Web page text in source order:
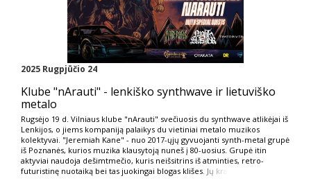
2025 Rugpjūčio 24
Klube "nArauti" - lenkiško synthwave ir lietuviško
metalo
Rugsėjo 19 d. Vilniaus klube "nArauti" svečiuosis du synthwave atlikėjai iš
Lenkijos, o jiems kompaniją palaikys du vietiniai metalo muzikos
kolektyvai. "Jeremiah Kane" - nuo 2017-ųjų gyvuojanti synth-metal grupė
iš Poznanės, kurios muzika klausytoją nuneš į 80-uosius. Grupė itin
aktyviai naudoja dešimtmečio, kuris neišsitrins iš atminties, retro-
futuristinę nuotaiką bei tas juokingai blogas klišes . Jų kra